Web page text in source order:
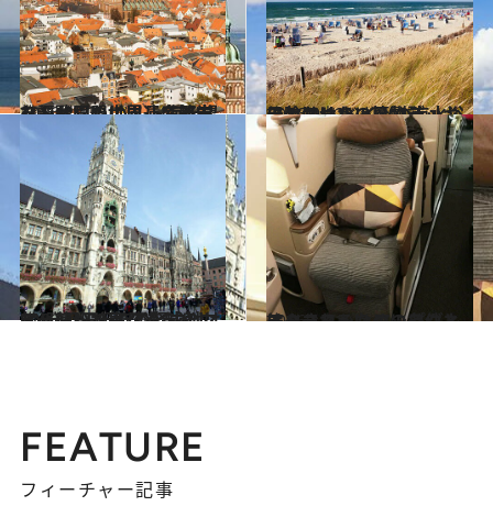
2016.2.13
ハンザ同盟に属して繁栄を謳歌した バルト海を望むドイツの世界遺産都市
旅＆お出かけ 2016.9.12
日除けつきの籐製デッキチェアは ドイツの海水浴に欠かせない風物詩
旅＆お出かけ
2016.11.22
NY発羽田行きの経由地はミュンヘン！ 変化球のマイル使いで寄り道を楽しむ
旅＆お出かけ 2016.1.11
エコノミーなのにビジネスクラスへ!? アップグレードされるための条件とは？
旅＆お出かけ
FEATURE
フィーチャー記事